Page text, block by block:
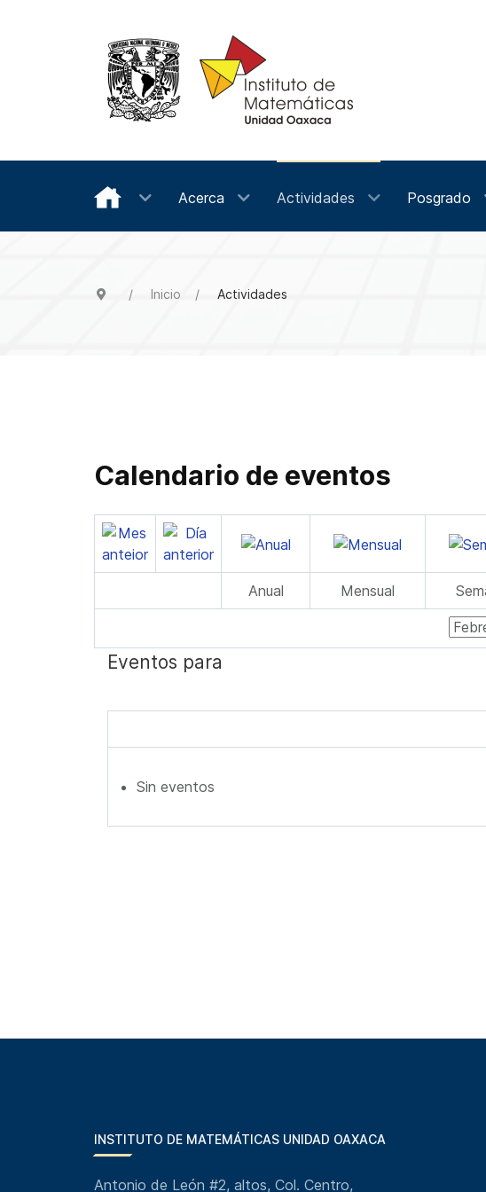
Acerca Actividades Posgrado
Inicio Actividades
Calendario de eventos
Anual Mensual
Eventos para
Sin eventos
INSTITUTO DE MATEMÁTICAS UNIDAD OAXACA
Antonio de León #2, altos, Col. Centro,